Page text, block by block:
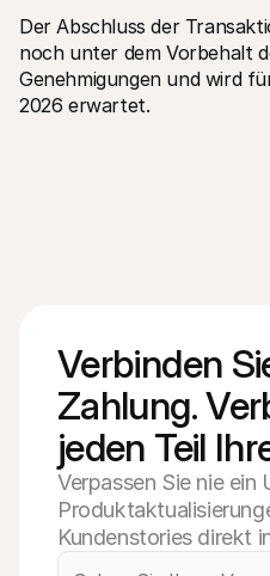
Der Abschluss der
noch unter dem Vorbehalt
Genehmigungen und wird
2026 erwartet.
Verbinden
Zahlung.
jeden Teil
Verpassen Sie nie ein
Kundenstories direkt